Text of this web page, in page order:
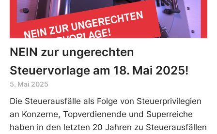
NEIN zur ungerechten
Steuervorlage am 18. Mai 2025!
5. Mai 2025
Die Steuerausfälle als Folge von Steuerprivilegien
an Konzerne, Topverdienende und Superreiche
haben in den letzten 20 Jahren zu Steuerausfällen